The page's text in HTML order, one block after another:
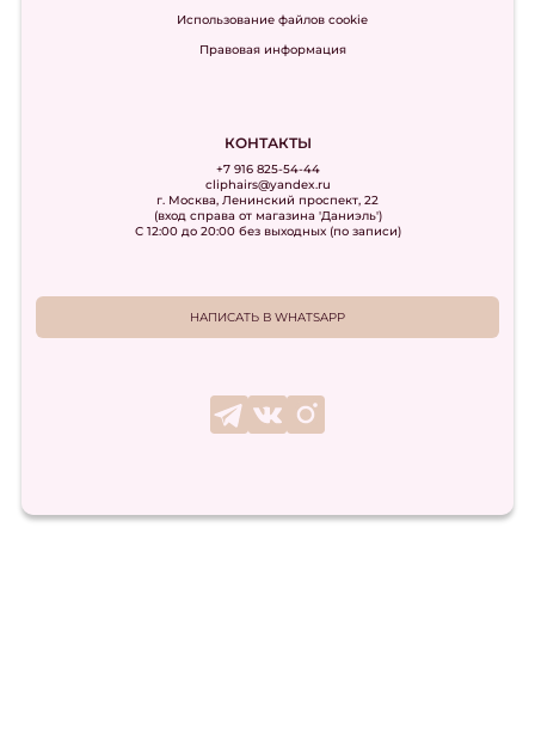
Использование файлов cookie
Правовая информация
КОНТАКТЫ
+7 916 825-54-44
cliphairs@yandex.ru
г. Москва, Ленинский проспект, 22
(вход справа от магазина 'Даниэль')
С 12:00 до 20:00 без выходных (по записи)
НАПИСАТЬ В WHATSAPP